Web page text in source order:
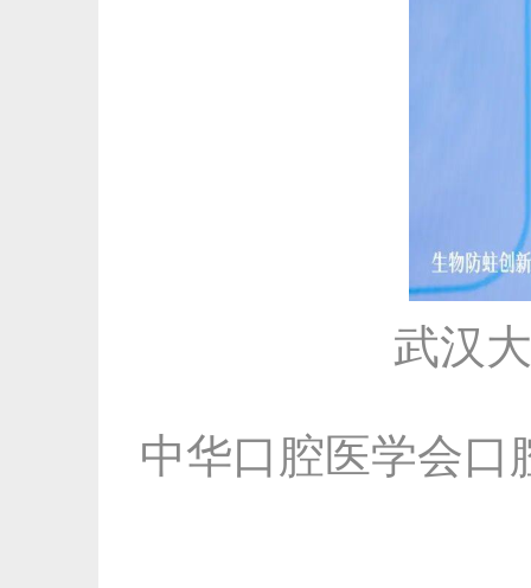
武汉
中华口腔医学会口